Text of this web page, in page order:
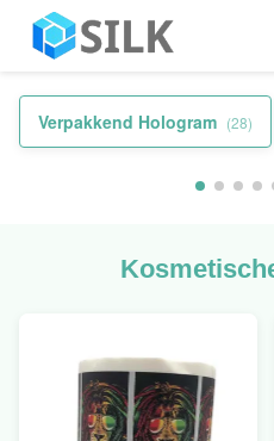
Verpakkend Hologram (28)